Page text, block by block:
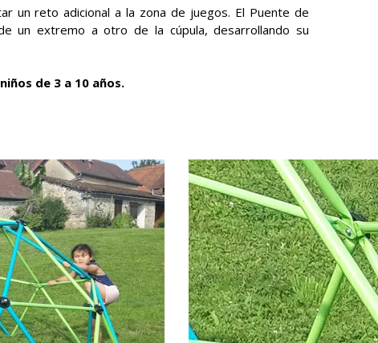
un reto adicional a la zona de juegos. El Puente de
un extremo a otro de la cúpula, desarrollando su
de 3 a 10 años.